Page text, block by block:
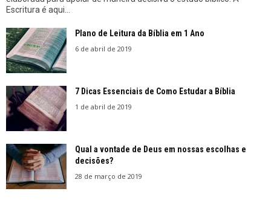
Escritura é aqui...
Plano de Leitura da Bíblia em 1 Ano
6 de abril de 2019
7 Dicas Essenciais de Como Estudar a Bíblia
1 de abril de 2019
Qual a vontade de Deus em nossas escolhas e
decisões?
28 de março de 2019